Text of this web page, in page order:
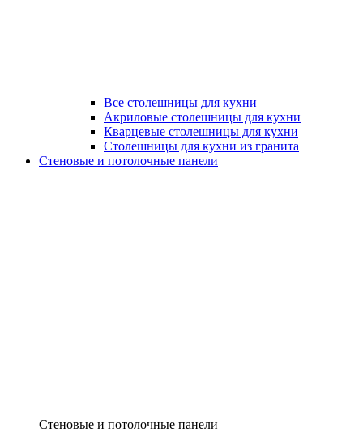
Все столешницы для кухни
Акриловые столешницы для кухни
Кварцевые столешницы для кухни
Столешницы для кухни из гранита
Стеновые и потолочные панели
Стеновые и потолочные панели